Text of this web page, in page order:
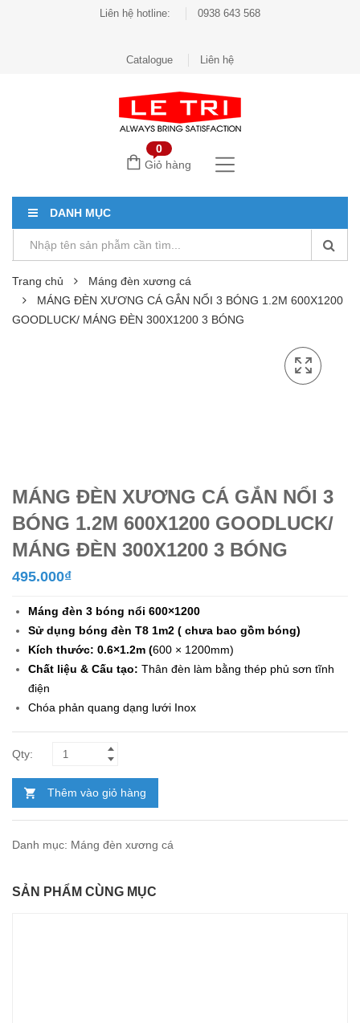
Liên hệ hotline: 0938 643 568
Catalogue Liên hệ
0
Giỏ hàng
DANH MỤC
Trang chủ
Máng đèn xương cá
MÁNG ĐÈN XƯƠNG CÁ GẮN NỔI 3 BÓNG 1.2M 600X1200
GOODLUCK/ MÁNG ĐÈN 300X1200 3 BÓNG
MÁNG ĐÈN XƯƠNG CÁ GẮN NỔI 3
BÓNG 1.2M 600X1200 GOODLUCK/
MÁNG ĐÈN 300X1200 3 BÓNG
495.000₫
Máng đèn 3 bóng nổi 600×1200
Sử dụng bóng đèn T8 1m2 ( chưa bao gồm bóng)
Kích thước: 0.6×1.2m (600 × 1200mm)
Chất liệu & Cấu tạo: Thân đèn làm bằng thép phủ sơn tĩnh
điện
Chóa phản quang dạng lưới Inox
Thêm vào giỏ hàng
Danh mục: Máng đèn xương cá
SẢN PHẨM CÙNG MỤC